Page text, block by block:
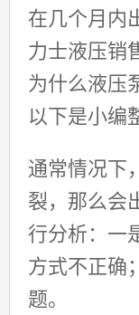
在几个月内
力士液压销
为什么液压
以下是小编
通常情况下
裂，那么会
行分析：一
方式不正确
题。